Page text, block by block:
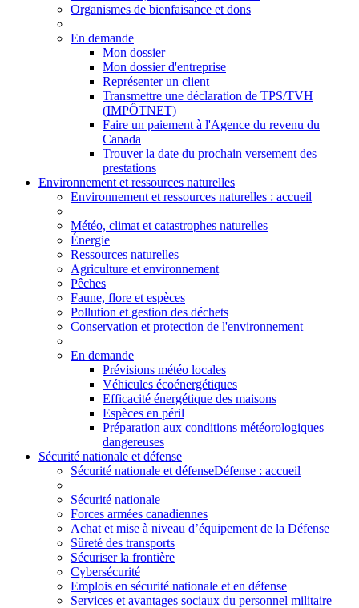
Organismes de bienfaisance et dons
En demande
Mon dossier
Mon dossier d'entreprise
Représenter un client
Transmettre une déclaration de TPS/TVH
(IMPÔTNET)
Faire un paiement à l'Agence du revenu du
Canada
Trouver la date du prochain versement des
prestations
Environnement et ressources naturelles
Environnement et ressources naturelles : accueil
Météo, climat et catastrophes naturelles
Énergie
Ressources naturelles
Agriculture et environnement
Pêches
Faune, flore et espèces
Pollution et gestion des déchets
Conservation et protection de l'environnement
En demande
Prévisions météo locales
Véhicules écoénergétiques
Efficacité énergétique des maisons
Espèces en péril
Préparation aux conditions météorologiques
dangereuses
Sécurité nationale et défense
Sécurité nationale et défenseDéfense : accueil
Sécurité nationale
Forces armées canadiennes
Achat et mise à niveau d’équipement de la Défense
Sûreté des transports
Sécuriser la frontière
Cybersécurité
Emplois en sécurité nationale et en défense
Services et avantages sociaux du personnel militaire